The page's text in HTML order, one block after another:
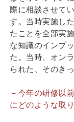
際に相談させて
す。当時実施し
たことを全部実
な知識のインプ
た。当時、オン
られた、そのき
－今年の研修以
にどのような取